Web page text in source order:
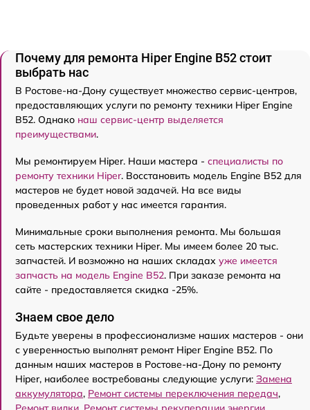
Почему для ремонта Hiper Engine B52 стоит
выбрать нас
В Ростове-на-Дону существует множество сервис-центров,
предоставляющих услуги по ремонту техники Hiper Engine
B52. Однако наш сервис-центр выделяется
преимуществами.
Мы ремонтируем Hiper. Наши мастера - специалисты по
ремонту техники Hiper. Восстановить модель Engine B52 для
мастеров не будет новой задачей. На все виды
проведенных работ у нас имеется гарантия.
Минимальные сроки выполнения ремонта. Мы большая
сеть мастерских техники Hiper. Мы имеем более 20 тыс.
запчастей. И возможно на наших складах уже имеется
запчасть на модель Engine B52. При заказе ремонта на
сайте - предоставляется скидка -25%.
Знаем свое дело
Будьте уверены в профессионализме наших мастеров - они
с уверенностью выполнят ремонт Hiper Engine B52. По
данным наших мастеров в Ростове-на-Дону по ремонту
Hiper, наиболее востребованы следующие услуги: Замена
аккумулятора, Ремонт системы переключения передач,